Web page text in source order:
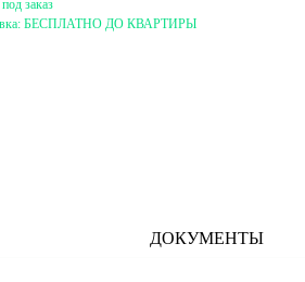
заказ
БЕСПЛАТНО ДО КВАРТИРЫ
ДОКУМЕНТЫ